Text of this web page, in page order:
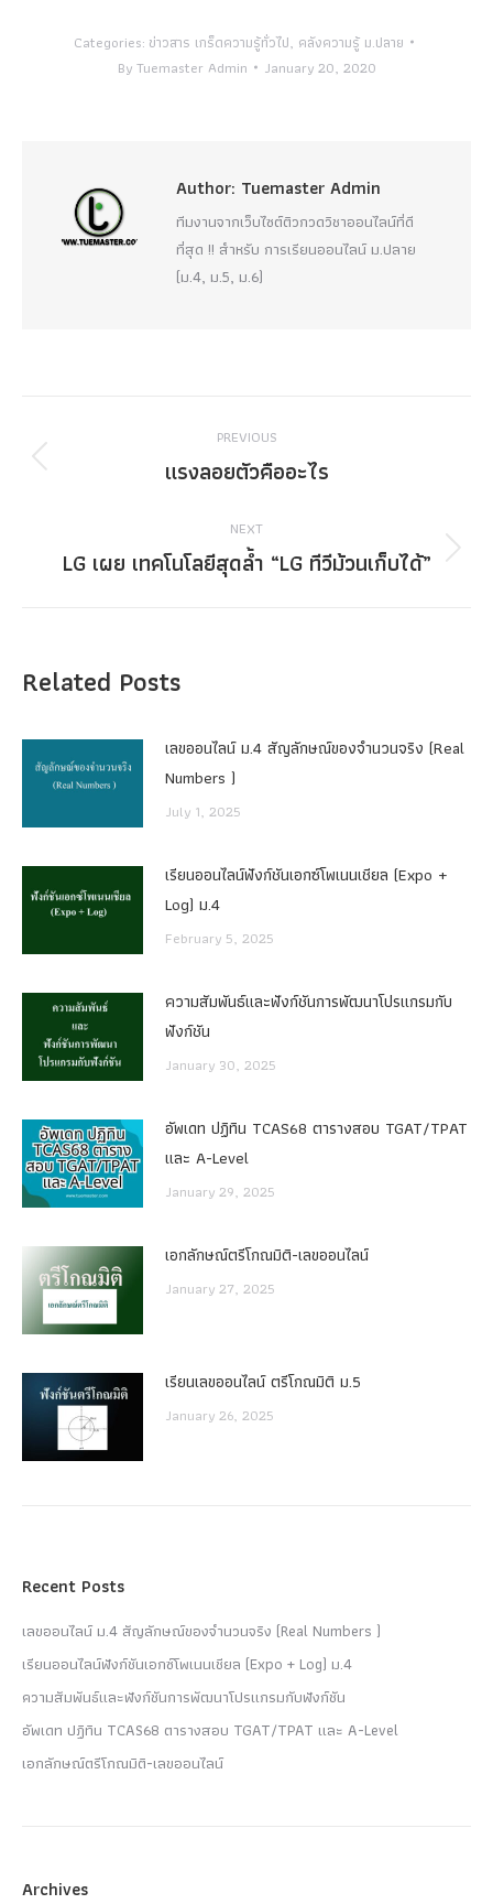
Categories: ข่าวสาร เกร็ดความรู้ทั่วไป, คลังความรู้ ม.ปลาย
ByTuemaster Admin January 20, 2020
Author: Tuemaster Admin
ทีมงานจากเว็บไซต์ติวกวดวิชาออนไลน์ที่ดี
ที่สุด !! สำหรับ การเรียนออนไลน์ ม.ปลาย
(ม.4, ม.5, ม.6)
navigation
PREVIOUS
Previous
แรงลอยตัวคืออะไร
NEXT
Next
LG เผย เทคโนโลยีสุดล้ำ “LG ทีวีม้วนเก็บได้”
Related Posts
เลขออนไลน์ ม.4 สัญลักษณ์ของจำนวนจริง (Real
Numbers )
July 1, 2025
เรียนออนไลน์ฟังก์ชันเอกซ์โพเนนเชียล (Expo +
Log) ม.4
February 5, 2025
ความสัมพันธ์และฟังก์ชันการพัฒนาโปรแกรมกับ
ฟังก์ชัน
January 30, 2025
อัพเดท ปฏิทิน TCAS68 ตารางสอบ TGAT/TPAT
และ A-Level
January 29, 2025
เอกลักษณ์ตรีโกณมิติ-เลขออนไลน์
January 27, 2025
เรียนเลขออนไลน์ ตรีโกณมิติ ม.5
January 26, 2025
Recent Posts
เลขออนไลน์ ม.4 สัญลักษณ์ของจำนวนจริง (Real Numbers )
เรียนออนไลน์ฟังก์ชันเอกซ์โพเนนเชียล (Expo + Log) ม.4
ความสัมพันธ์และฟังก์ชันการพัฒนาโปรแกรมกับฟังก์ชัน
อัพเดท ปฏิทิน TCAS68 ตารางสอบ TGAT/TPAT และ A-Level
เอกลักษณ์ตรีโกณมิติ-เลขออนไลน์
Archives